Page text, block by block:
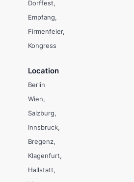
Dorffest
Empfang
Firmenfeier
Kongress
Location
Berlin
Wien
Salzburg
Innsbruck
Bregenz
Klagenfurt
Hallstatt